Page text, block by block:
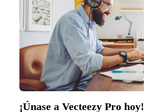
¡Únase a Vecteezy Pro hoy!